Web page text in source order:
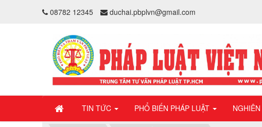
08782 12345 duchai.pbplvn@gmail.com
TIN TỨC PHỔ BIẾN PHÁP LUẬT